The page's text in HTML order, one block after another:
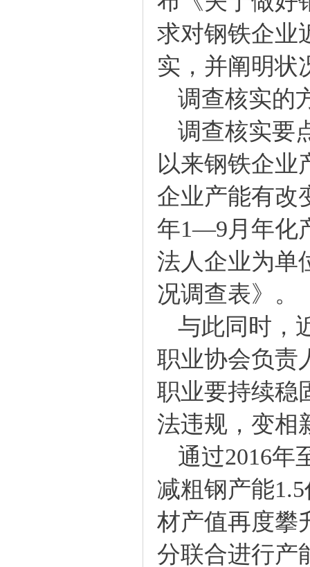
求对钢铁企业
实，并阐明状
调查核实的
调查核实要
以来钢铁企业
企业产能有改
年1—9月年化
法人企业为单
况调查表》。
与此同时，
职业协会负责
职业要持续稳
法违规，变相
通过2016年
减粗钢产能
材产值再度攀
分联合进行产